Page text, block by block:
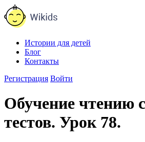
Истории для детей
Блог
Контакты
Регистрация Войти
Обучение чтению
тестов. Урок 78.